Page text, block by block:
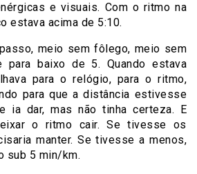
e visuais. Com o ritmo na
estava acima de 5:10.
meio sem fôlego, meio sem
para baixo de 5. Quando estava
para o relógio, para o ritmo,
para que a distância estivesse
ia dar, mas não tinha certeza. E
o ritmo cair. Se tivesse os
manter. Se tivesse a menos,
sub 5 min/km.